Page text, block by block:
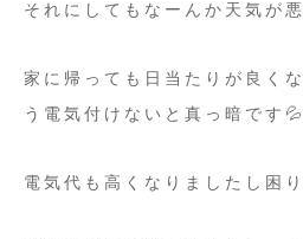
それにしてもなーんか天気が
家に帰っても日当たりが良く
う電気付けないと真っ暗です💦
電気代も高くなりましたし困